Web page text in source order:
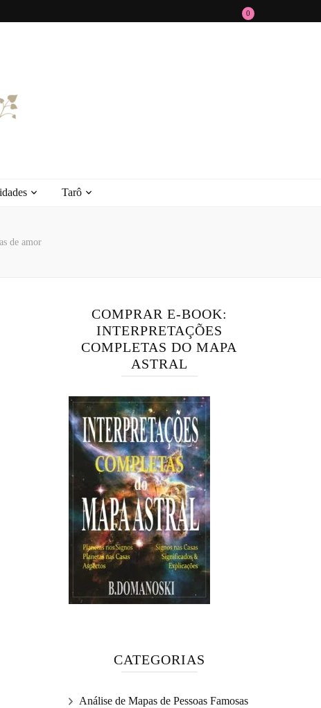
0
Tarô
de amor
COMPRAR E-BOOK:
INTERPRETAÇÕES
COMPLETAS DO MAPA
ASTRAL
CATEGORIAS
Análise de Mapas de Pessoas Famosas